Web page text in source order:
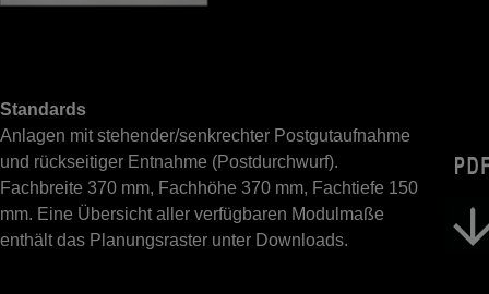
Standards
Anlagen mit stehender/senkrechter Postgutaufnahme
und rückseitiger Entnahme (Postdurchwurf).
Fachbreite 370 mm, Fachhöhe 370 mm, Fachtiefe 150
mm. Eine Übersicht aller verfügbaren Modulmaße
enthält das Planungsraster unter Downloads.